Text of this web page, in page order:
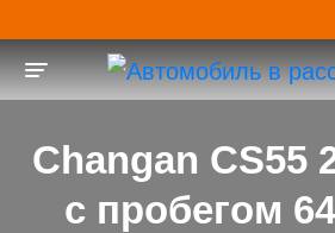
Toggle navigation
Changan CS55
с пробегом